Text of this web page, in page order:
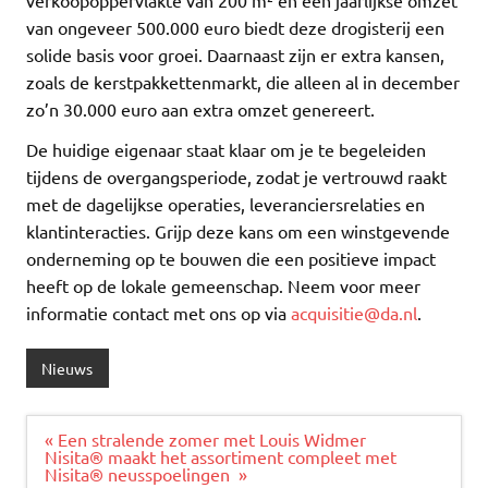
van ongeveer 500.000 euro biedt deze drogisterij een
solide basis voor groei. Daarnaast zijn er extra kansen,
zoals de kerstpakkettenmarkt, die alleen al in december
zo’n 30.000 euro aan extra omzet genereert.
De huidige eigenaar staat klaar om je te begeleiden
tijdens de overgangsperiode, zodat je vertrouwd raakt
met de dagelijkse operaties, leveranciersrelaties en
klantinteracties. Grijp deze kans om een winstgevende
onderneming op te bouwen die een positieve impact
heeft op de lokale gemeenschap. Neem voor meer
informatie contact met ons op via acquisitie@da.nl.
Nieuws
Bericht
navigatie
« Een stralende zomer met Louis Widmer
Nisita® maakt het assortiment compleet met
Nisita® neusspoelingen »